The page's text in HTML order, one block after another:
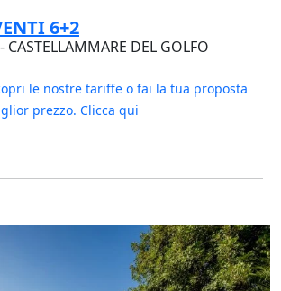
6+2
DEL GOLFO
le nostre tariffe o fai la tua proposta
prezzo. Clicca qui